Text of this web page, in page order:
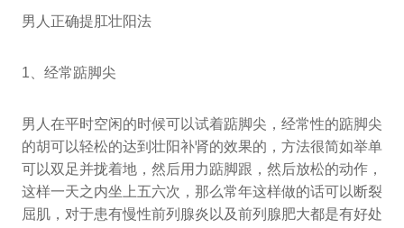
男人正确提肛壮阳法
1、经常踮脚尖
男人在平时空闲的时候可以试着踮脚尖，经常性的踮脚尖
的胡可以轻松的达到壮阳补肾的效果的，方法很简如举单
可以双足并拢着地，然后用力踮脚跟，然后放松的动作，
这样一天之内坐上五六次，那么常年这样做的话可以断裂
屈肌，对于患有慢性前列腺炎以及前列腺肥大都是有好处